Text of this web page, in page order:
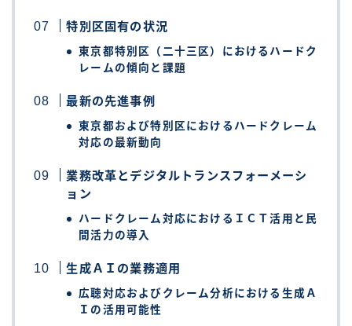
特別区固有の状況
東京都特別区（二十三区）におけるハードク
レームの傾向と課題
最新の先進事例
東京都および特別区におけるハードクレーム
対応の最新動向
業務改革とデジタルトランスフォーメーシ
ョン
ハードクレーム対応におけるＩＣＴ活用と民
間活力の導入
生成ＡＩの業務適用
広聴対応およびクレーム分析における生成Ａ
Ｉの活用可能性